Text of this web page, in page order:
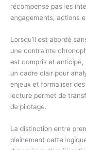
récompense pas les
engagements, actions
Lorsqu’il est abordé
une contrainte
est compris et
un cadre clair pour
enjeux et formaliser
lecture permet de
de pilotage.
La distinction entre
pleinement cette